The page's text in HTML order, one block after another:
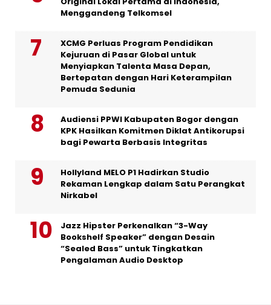
Menggandeng Telkomsel
XCMG Perluas Program Pendidikan
Kejuruan di Pasar Global untuk
Menyiapkan Talenta Masa Depan,
Bertepatan dengan Hari Keterampilan
Pemuda Sedunia
Audiensi PPWI Kabupaten Bogor dengan
KPK Hasilkan Komitmen Diklat Antikorupsi
bagi Pewarta Berbasis Integritas
Hollyland MELO P1 Hadirkan Studio
Rekaman Lengkap dalam Satu Perangkat
Nirkabel
Jazz Hipster Perkenalkan “3-Way
Bookshelf Speaker” dengan Desain
“Sealed Bass” untuk Tingkatkan
Pengalaman Audio Desktop